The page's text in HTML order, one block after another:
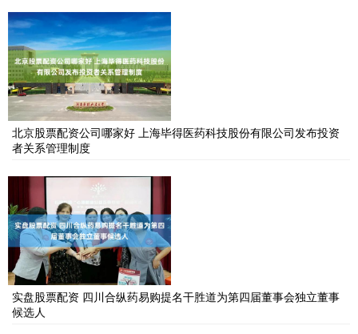
北京股票配资公司哪家好 上海毕得医药科技股份有限公司发布投资
者关系管理制度
实盘股票配资 四川合纵药易购提名干胜道为第四届董事会独立董事
候选人